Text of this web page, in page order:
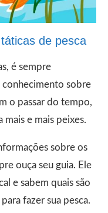
de pesca
é sempre
conhecimento sobre
o passar do tempo,
mais e mais peixes.
sobre os
ouça seu guia. Ele
e sabem quais são
fazer sua pesca.